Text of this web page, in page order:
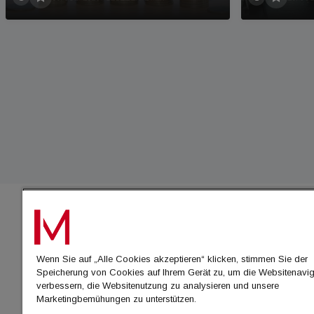
Wenn Sie auf „Alle Cookies akzeptieren“ klicken, stimmen Sie der
Speicherung von Cookies auf Ihrem Gerät zu, um die
verbessern, die Websitenutzung zu analysieren und unsere
Marketingbemühungen zu unterstützen.